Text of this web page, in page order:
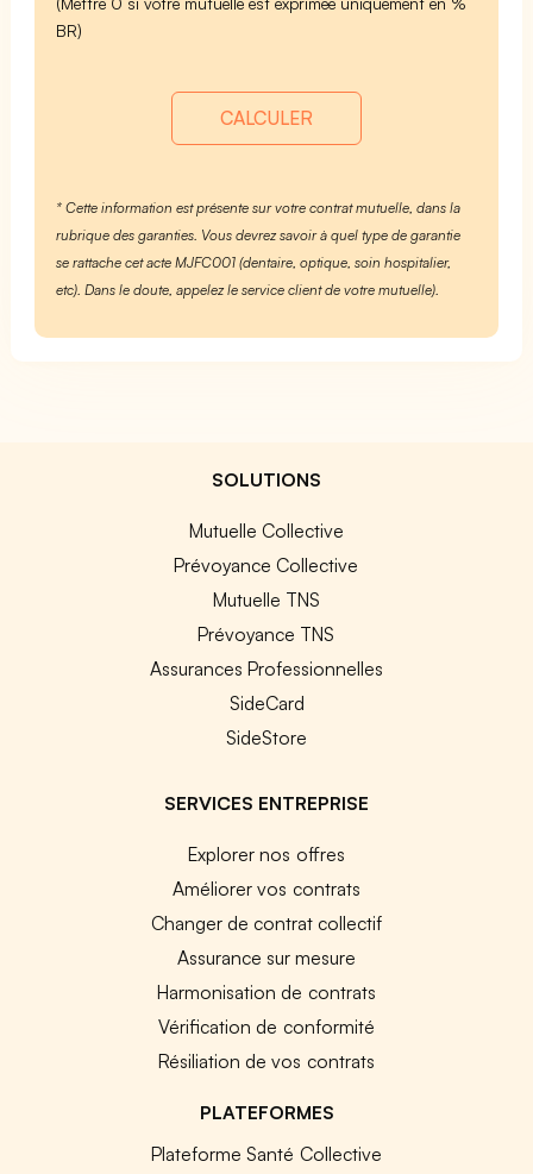
BR)
CALCULER
* Cette information est présente sur votre contrat mutuelle, dans la
rubrique des garanties. Vous devrez savoir à quel type de garantie
se rattache cet acte MJFC001 (dentaire, optique, soin hospitalier,
etc). Dans le doute, appelez le service client de votre mutuelle).
SOLUTIONS
Mutuelle Collective
Prévoyance Collective
Mutuelle TNS
Prévoyance TNS
Assurances Professionnelles
SideCard
SideStore
SERVICES ENTREPRISE
Explorer nos offres
Améliorer vos contrats
Changer de contrat collectif
Assurance sur mesure
Harmonisation de contrats
Vérification de conformité
Résiliation de vos contrats
PLATEFORMES
Plateforme Santé Collective